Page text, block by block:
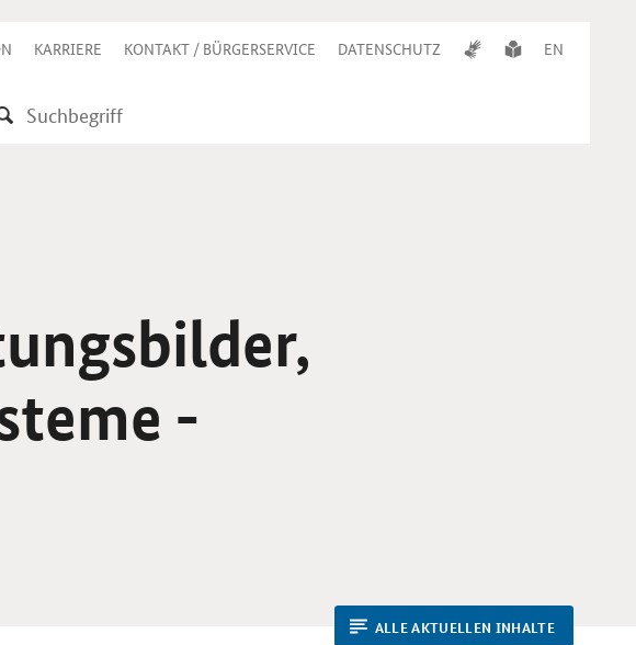
KARRIERE KONTAKT / BÜRGERSERVICE DATENSCHUTZ EN
-
ALLE AKTUELLEN INHALTE